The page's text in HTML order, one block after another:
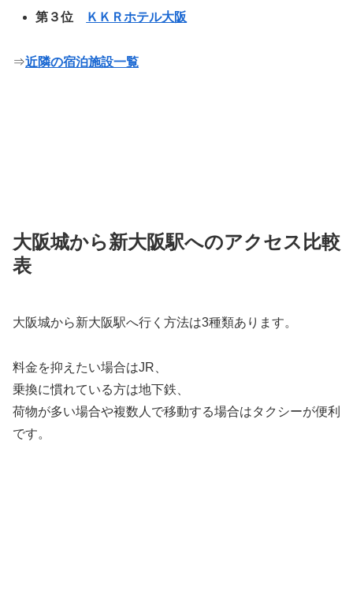
第３位
ＫＫＲホテル大阪
⇒近隣の宿泊施設一覧
大阪城から新大阪駅へのアクセス比較
表
大阪城から新大阪駅へ行く方法は3種類あります。
料金を抑えたい場合はJR、
乗換に慣れている方は地下鉄、
荷物が多い場合や複数人で移動する場合はタクシーが便利
です。